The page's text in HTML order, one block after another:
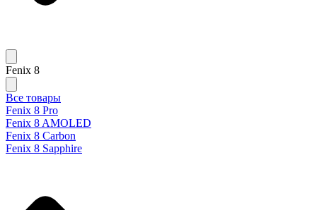
Fenix 8
Все товары
Fenix 8 Pro
Fenix 8 AMOLED
Fenix 8 Carbon
Fenix 8 Sapphire